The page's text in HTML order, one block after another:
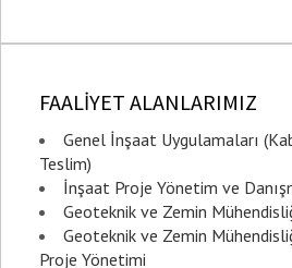
FAALİYET ALANLARIMIZ
Genel İnşaat Uygulamaları
Teslim)
İnşaat Proje Yönetim ve
Geoteknik ve Zemin
Geoteknik ve Zemin
Proje Yönetimi